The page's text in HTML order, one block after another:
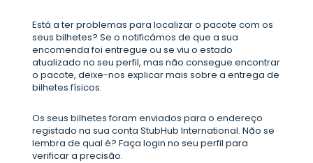
Está a ter problemas para localizar o pacote com os
seus bilhetes? Se o notificámos de que a sua
encomenda foi entregue ou se viu o estado
atualizado no seu perfil, mas não consegue encontrar
o pacote, deixe-nos explicar mais sobre a entrega de
bilhetes físicos.
Os seus bilhetes foram enviados para o endereço
registado na sua conta StubHub International. Não se
lembra de qual é? Faça login no seu perfil para
verificar a precisão.